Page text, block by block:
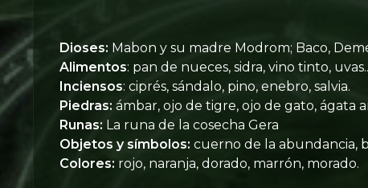
Dioses: Mabon y su madre Modrom; Baco,
Alimentos: pan de nueces, sidra, vino tinto,
Inciensos: ciprés, sándalo, pino, enebro, salvia.
Piedras: ámbar, ojo de tigre, ojo de gato, ágata
Runas: La runa de la cosecha Gera
Objetos y símbolos: cuerno de la abundancia,
Colores: rojo, naranja, dorado, marrón, morado.